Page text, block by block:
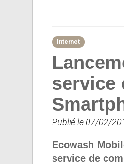
Internet
service
Publié le 07/02/
Ecowash
service de